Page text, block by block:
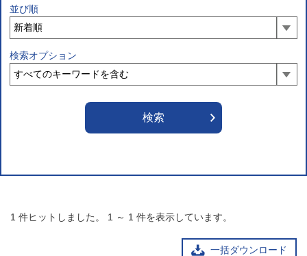
並び順
検索オプション
1 件ヒットしました。 1 ～ 1 件を表示しています。
一括ダウンロード